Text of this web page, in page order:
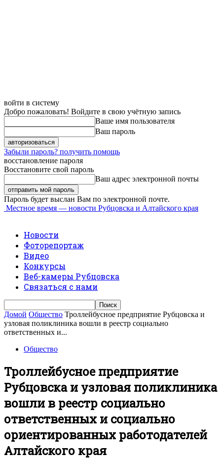
войти в систему
Добро пожаловать! Войдите в свою учётную запись
Ваше имя пользователя
Ваш пароль
Забыли пароль? получить помощь
восстановление пароля
Восстановите свой пароль
Ваш адрес электронной почты
Пароль будет выслан Вам по электронной почте.
Местное время — новости Рубцовска и Алтайского края
Новости
Фоторепортаж
Видео
Конкурсы
Веб-камеры Рубцовска
Связаться с нами
Домой Общество Троллейбусное предприятие Рубцовска и
узловая поликлиника вошли в реестр социально
ответственных и...
Общество
Троллейбусное предприятие
Рубцовска и узловая поликлиника
вошли в реестр социально
ответственных и социально
ориентированных работодателей
Алтайского края